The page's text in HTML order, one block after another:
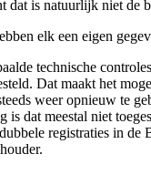
dat is natuurlijk niet de
elk een eigen
technische
Dat maakt het
weer opnieuw te
is dat meestal niet
registraties in de